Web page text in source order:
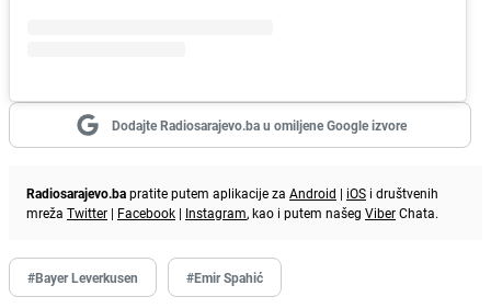
Dodajte Radiosarajevo.ba u omiljene Google izvore
Radiosarajevo.bapratite putem aplikacije za Android | iOS i društvenih
mreža Twitter | Facebook | Instagram, kao i putem našeg ViberChata.
#Bayer Leverkusen #Emir Spahić